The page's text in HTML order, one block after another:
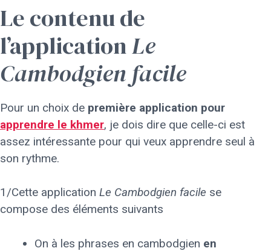
Le contenu de
l’applicationLe
Cambodgien facile
Pour un choix de première application pour
apprendre le khmer, je dois dire que celle-ci est
assez intéressante pour qui veux apprendre seul à
son rythme.
1/Cette application Le Cambodgien facile se
compose des éléments suivants
On à les phrases en cambodgien en